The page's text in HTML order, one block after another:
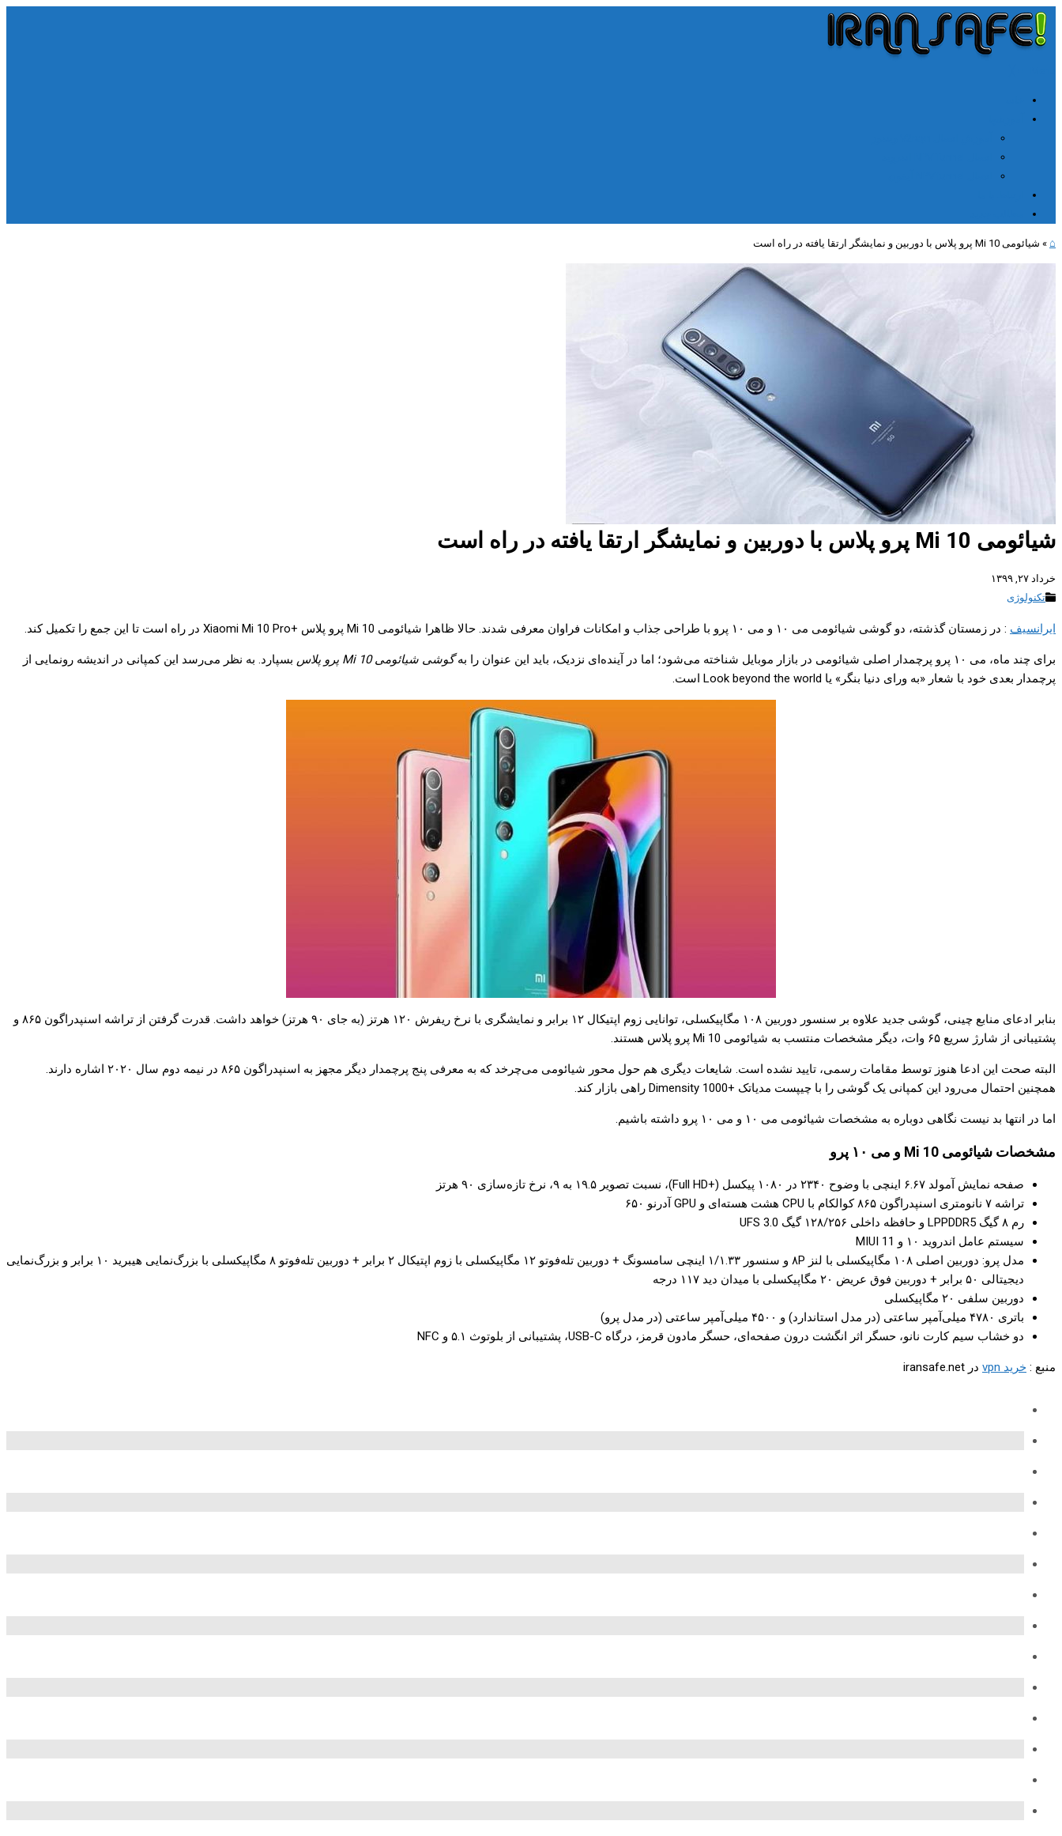
⌂
» شیائومی Mi 10 پرو پلاس با دوربین و نمایشگر ارتقا یافته در راه است
شیائومی Mi 10 پرو پلاس با دوربین و نمایشگر ارتقا یافته در راه است
خرداد ۲۷, ۱۳۹۹
تکنولوژی
ایرانسیف : در زمستان گذشته، دو گوشی شیائومی می ۱۰ و می ۱۰ پرو با طراحی جذاب و امکانات فراوان معرفی شدند. حالا ظاهرا شیائومی Mi 10 پرو پلاس +Xiaomi Mi 10 Pro در راه است تا این جمع را تکمیل کند.
برای چند ماه، می ۱۰ پرو پرچمدار اصلی شیائومی در بازار موبایل شناخته می‌شود؛ اما در آینده‌ای نزدیک، باید این عنوان را به گوشی شیائومی Mi 10 پرو پلاس
بسپارد. به نظر می‌رسد این کمپانی در اندیشه رونمایی از
پرچمدار بعدی خود با شعار «به ورای دنیا بنگر» یا Look beyond the world است.
بنابر ادعای منابع چینی، گوشی جدید علاوه بر سنسور دوربین ۱۰۸ مگاپیکسلی، توانایی زوم اپتیکال ۱۲ برابر و نمایشگری با نرخ ریفرش ۱۲۰ هرتز (به جای ۹۰ هرتز) خواهد داشت. قدرت گرفتن از تراشه اسنپدراگون ۸۶۵ و
پشتیبانی از شارژ سریع ۶۵ وات، دیگر مشخصات منتسب به شیائومی Mi 10 پرو پلاس هستند.
البته صحت این ادعا هنوز توسط مقامات رسمی، تایید نشده است. شایعات دیگری هم حول محور شیائومی می‌چرخد که به معرفی پنج پرچمدار دیگر مجهز به اسنپدراگون ۸۶۵ در نیمه دوم سال ۲۰۲۰ اشاره دارند.
همچنین احتمال می‌رود این کمپانی یک گوشی را با چیپست مدیاتک +Dimensity 1000 راهی بازار کند.
اما در انتها بد نیست نگاهی دوباره به مشخصات شیائومی می ۱۰ و می ۱۰ پرو داشته باشیم.
مشخصات شیائومی Mi 10 و می ۱۰ پرو
صفحه نمایش آمولد ۶.۶۷ اینچی با وضوح ۲۳۴۰ در ۱۰۸۰ پیکسل (+Full HD)، نسبت تصویر ۱۹.۵ به ۹، نرخ تازه‌سازی ۹۰ هرتز
تراشه ۷ نانومتری اسنپدراگون ۸۶۵ کوالکام با CPU هشت هسته‌ای و GPU آدرنو ۶۵۰
رم ۸ گیگ LPPDDR5 و حافظه داخلی ۱۲۸/۲۵۶ گیگ UFS 3.0
سیستم عامل اندروید ۱۰ و MIUI 11
مدل پرو: دوربین اصلی ۱۰۸ مگاپیکسلی با لنز ۸P و سنسور ۱/۱.۳۳ اینچی سامسونگ + دوربین تله‌فوتو ۱۲ مگاپیکسلی با زوم اپتیکال ۲ برابر + دوربین تله‌فوتو ۸ مگاپیکسلی با بزرگ‌نمایی هیبرید ۱۰ برابر و بزرگ‌نمایی
دیجیتالی ۵۰ برابر + دوربین فوق عریض ۲۰ مگاپیکسلی با میدان دید ۱۱۷ درجه
دوربین سلفی ۲۰ مگاپیکسلی
باتری ۴۷۸۰ میلی‌آمپر ساعتی (در مدل استاندارد) و ۴۵۰۰ میلی‌آمپر ساعتی (در مدل پرو)
دو خشاب سیم کارت نانو، حسگر اثر انگشت درون صفحه‌ای، حسگر مادون قرمز، درگاه USB-C، پشتیبانی از بلوتوث ۵.۱ و NFC
منبع : خرید vpn در iransafe.net